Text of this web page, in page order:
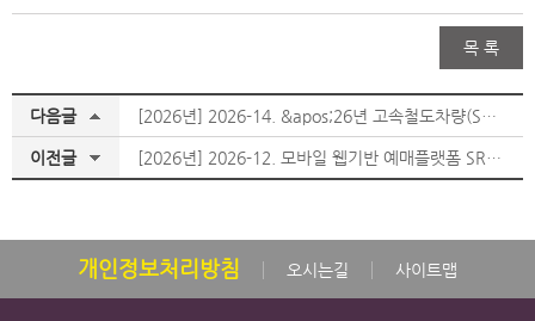
목 록
다음글 [2026년] 2026-14. &apos;26년 고속철도차량(SRT) 청소용역
이전글 [2026년] 2026-12. 모바일 웹기반 예매플랫폼 SRTPlay 운영
개인정보처리방침 오시는길 사이트맵